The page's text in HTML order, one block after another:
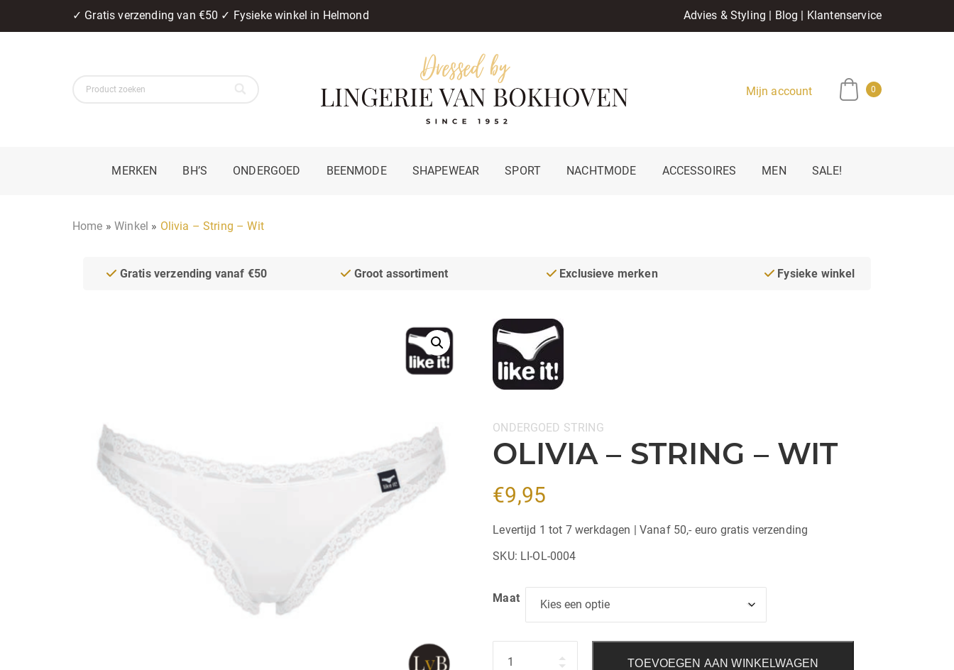
✓ Gratis verzending van €50 ✓ Fysieke winkel in Helmond Advies & Styling | Blog | Klantenservice
Mijn account 0
MERKEN BH’S ONDERGOED BEENMODE SHAPEWEAR SPORT NACHTMODE ACCESSOIRES MEN SALE!
Home »Winkel » Olivia – String – Wit
Gratis verzending vanaf €50 Groot assortiment Exclusieve merken Fysieke winkel
Categorieën:
ONDERGOED STRING
OLIVIA – STRING – WIT
€9,95
Levertijd 1 tot 7 werkdagen | Vanaf 50,- euro gratis verzending
SKU: LI-OL-0004
Maat
TOEVOEGEN AAN WINKELWAGEN